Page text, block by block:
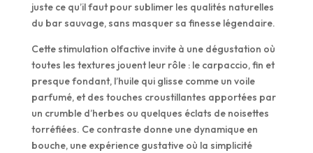
juste ce qu’il faut pour sublimer les qualités naturelles
du bar sauvage, sans masquer sa finesse légendaire.
Cette stimulation olfactive invite à une dégustation où
toutes les textures jouent leur rôle : le carpaccio, fin et
presque fondant, l’huile qui glisse comme un voile
parfumé, et des touches croustillantes apportées par
un crumble d’herbes ou quelques éclats de noisettes
torréfiées. Ce contraste donne une dynamique en
bouche, une expérience gustative où la simplicité